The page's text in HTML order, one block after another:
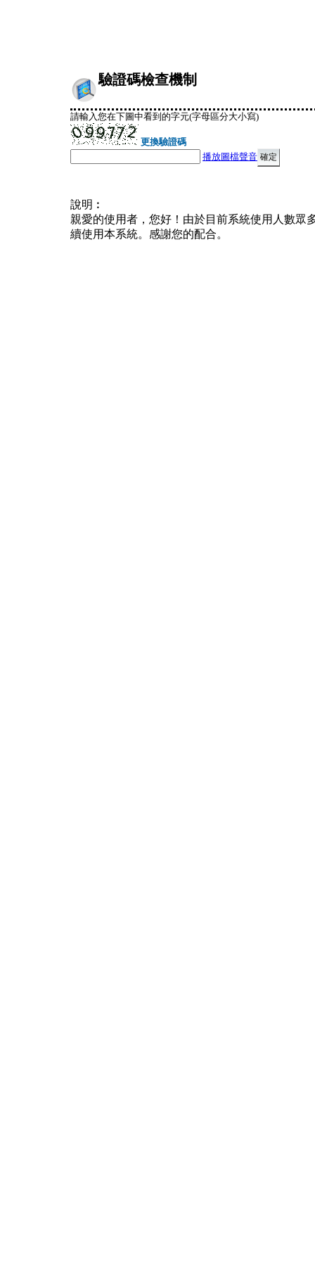
驗證碼檢查機制
請輸入您在下圖中看到的字元(字母區分大小寫)
更換驗證碼
播放圖檔聲音
說明︰
親愛的使用者，您好！由於目前系統使用人數眾
續使用本系統。感謝您的配合。